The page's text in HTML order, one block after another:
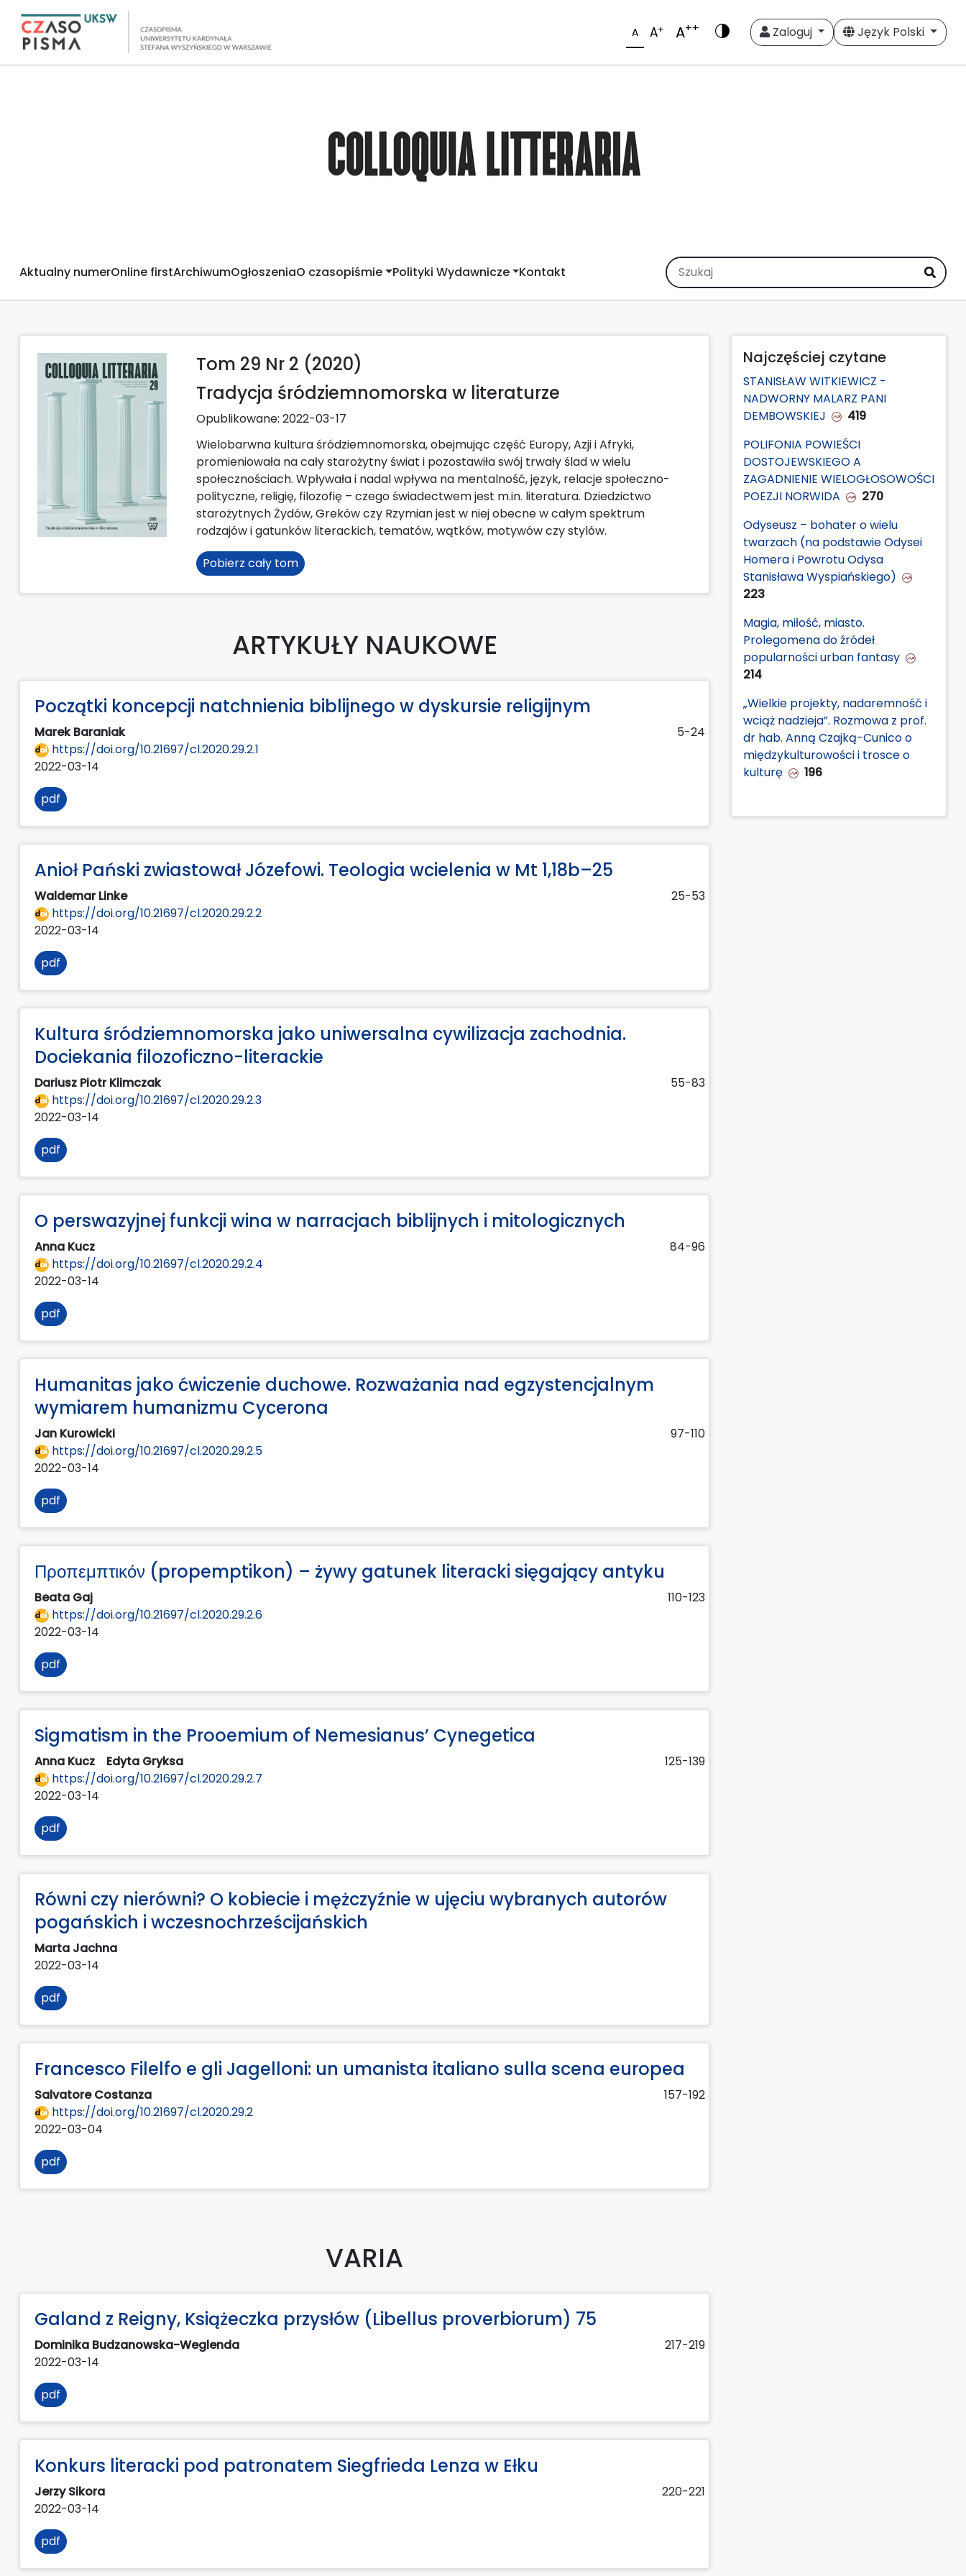
A A+ A++ Zaloguj Język Polski
Aktualny numerOnline firstArchiwumOgłoszeniaO czasopiśmie Polityki Wydawnicze Kontakt
Tom 29 Nr 2 (2020)
Tradycja śródziemnomorska w literaturze
Opublikowane: 2022-03-17
Wielobarwna kultura śródziemnomorska, obejmując część Europy, Azji i Afryki,
promieniowała na cały starożytny świat i pozostawiła swój trwały ślad w wielu
społecznościach. Wpływała i nadal wpływa na mentalność, język, relacje społeczno-
polityczne, religię, filozofię – czego świadectwem jest m.in. literatura. Dziedzictwo
starożytnych Żydów, Greków czy Rzymian jest w niej obecne w całym spektrum
rodzajów i gatunków literackich, tematów, wątków, motywów czy stylów.
Pobierz cały tom
ARTYKUŁY NAUKOWE
Początki koncepcji natchnienia biblijnego w dyskursie religijnym
Marek Baraniak
5-24
https://doi.org/10.21697/cl.2020.29.2.1
2022-03-14
pdf
Anioł Pański zwiastował Józefowi. Teologia wcielenia w Mt 1,18b–25
Waldemar Linke
25-53
https://doi.org/10.21697/cl.2020.29.2.2
2022-03-14
pdf
Kultura śródziemnomorska jako uniwersalna cywilizacja zachodnia.
Dociekania filozoficzno-literackie
Dariusz Piotr Klimczak
55-83
https://doi.org/10.21697/cl.2020.29.2.3
2022-03-14
pdf
O perswazyjnej funkcji wina w narracjach biblijnych i mitologicznych
Anna Kucz
84-96
https://doi.org/10.21697/cl.2020.29.2.4
2022-03-14
pdf
Humanitas jako ćwiczenie duchowe. Rozważania nad egzystencjalnym
wymiarem humanizmu Cycerona
Jan Kurowicki
97-110
https://doi.org/10.21697/cl.2020.29.2.5
2022-03-14
pdf
Προπεμπτικόν (propemptikon) – żywy gatunek literacki sięgający antyku
Beata Gaj
110-123
https://doi.org/10.21697/cl.2020.29.2.6
2022-03-14
pdf
Sigmatism in the Prooemium of Nemesianus’ Cynegetica
Anna Kucz Edyta Gryksa
125-139
https://doi.org/10.21697/cl.2020.29.2.7
2022-03-14
pdf
Równi czy nierówni? O kobiecie i mężczyźnie w ujęciu wybranych autorów
pogańskich i wczesnochrześcijańskich
Marta Jachna
2022-03-14
pdf
Francesco Filelfo e gli Jagelloni: un umanista italiano sulla scena europea
Salvatore Costanza
157-192
https://doi.org/10.21697/cl.2020.29.2
2022-03-04
pdf
VARIA
Galand z Reigny, Książeczka przysłów (Libellus proverbiorum) 75
Dominika Budzanowska-Weglenda
217-219
2022-03-14
pdf
Konkurs literacki pod patronatem Siegfrieda Lenza w Ełku
Jerzy Sikora
220-221
2022-03-14
pdf
Najczęściej czytane
STANISŁAW WITKIEWICZ -
NADWORNY MALARZ PANI
DEMBOWSKIEJ
419
POLIFONIA POWIEŚCI
DOSTOJEWSKIEGO A
ZAGADNIENIE WIELOGŁOSOWOŚCI
POEZJI NORWIDA
270
Odyseusz – bohater o wielu
twarzach (na podstawie Odysei
Homera i Powrotu Odysa
Stanisława Wyspiańskiego)
223
Magia, miłość, miasto.
Prolegomena do źródeł
popularności urban fantasy
214
„Wielkie projekty, nadaremność i
wciąż nadzieja”. Rozmowa z prof.
dr hab. Anną Czajką-Cunico o
międzykulturowości i trosce o
kulturę
196